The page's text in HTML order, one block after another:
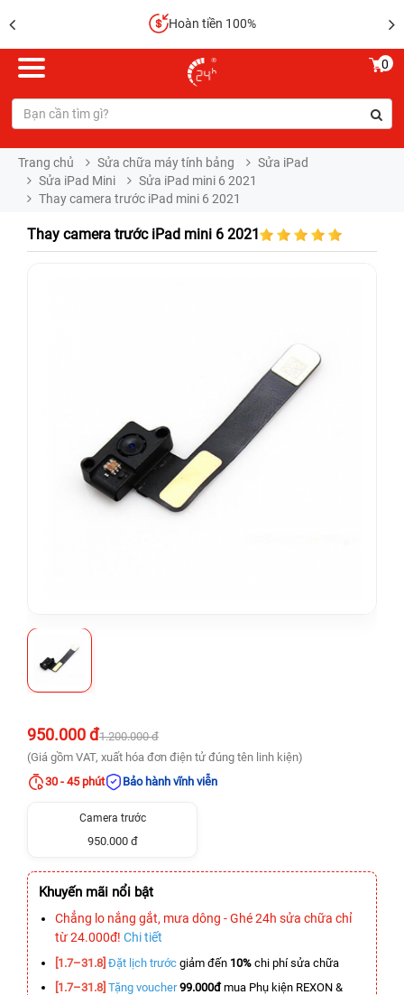
Hoàn tiền 100%
0
Trang chủ Sửa chữa máy tính bảng
Sửa iPad
Sửa iPad Mini
Sửa iPad mini 6 2021
Thay camera trước iPad mini 6 2021
Thay camera trước iPad mini 6 2021
950.000 đ1.200.000 đ
(Giá gồm VAT, xuất hóa đơn điện tử đúng tên linh kiện)
30 - 45 phút
Bảo hành vĩnh viễn
Camera trước
950.000 đ
Khuyến mãi nổi bật
Chẳng lo nắng gắt, mưa dông - Ghé 24h sửa chữa chỉ
từ 24.000đ! Chi tiết
[1.7–31.8] Đặt lịch trước giảm đến 10% chi phí sửa chữa
[1.7–31.8] Tặng voucher 99.000đmua Phụ kiện REXON &